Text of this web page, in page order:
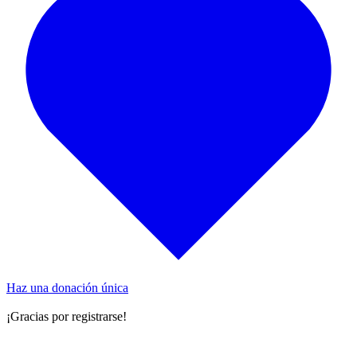
Haz una donación única
¡Gracias por registrarse!